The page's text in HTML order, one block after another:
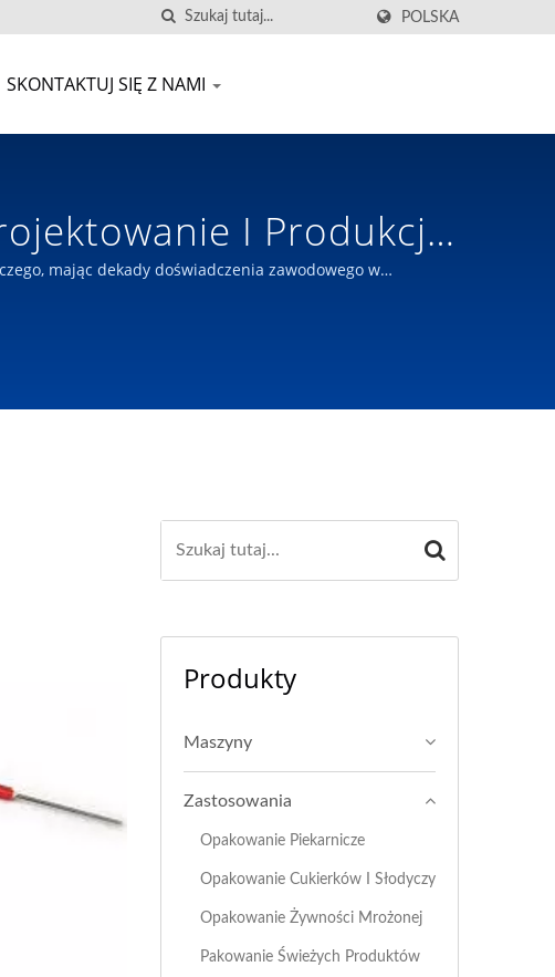
POLSKA
SKONTAKTUJ SIĘ Z NAMI
I Produkcja
Na Tajwanie |
mając dekady doświadczenia zawodowego w
Produkty
Maszyny
Zastosowania
Opakowanie Piekarnicze
Opakowanie Cukierków I Słodyczy
Opakowanie Żywności Mrożonej
Pakowanie Świeżych Produktów